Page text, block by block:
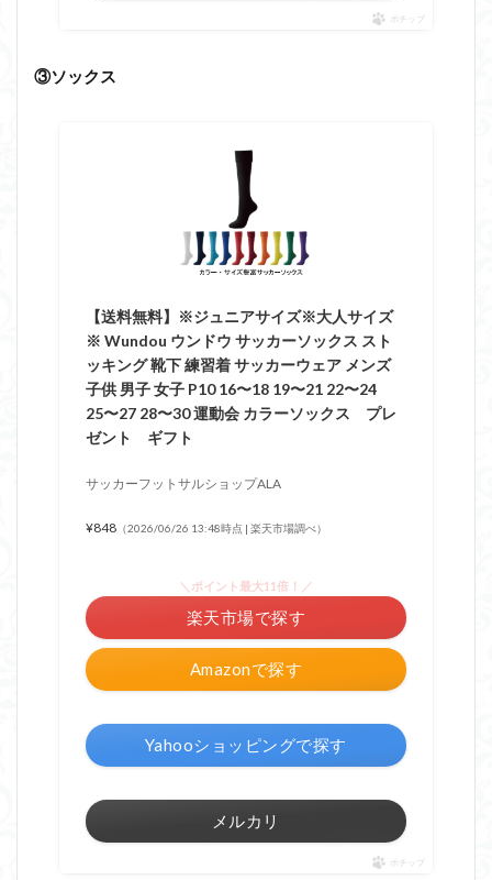
ポチップ
③ソックス
【送料無料】※ジュニアサイズ※大人サイズ
※ Wundou ウンドウ サッカーソックス スト
ッキング 靴下 練習着 サッカーウェア メンズ
子供 男子 女子 P10 16〜18 19〜21 22〜24
25〜27 28〜30 運動会 カラーソックス プレ
ゼント ギフト
サッカーフットサルショップALA
¥848 （2026/06/26 13:48時点 | 楽天市場調べ）
Amazonで探す
＼ポイント最大11倍！／
楽天市場で探す
Yahooショッピングで探す
メルカリ
ポチップ